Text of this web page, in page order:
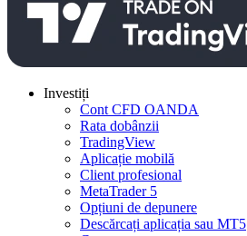
Investiți
Cont CFD OANDA
Rata dobânzii
TradingView
Aplicație mobilă
Client profesional
MetaTrader 5
Opțiuni de depunere
Descărcați aplicația sau MT5